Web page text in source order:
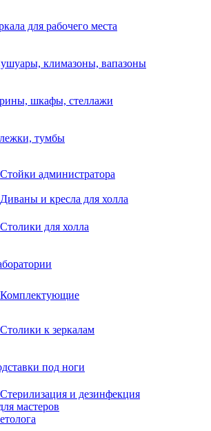
для рабочего места
климазоны, вапазоны
шкафы, стеллажи
тумбы
Стойки администратора
Диваны и кресла для холла
Столики для холла
Комплектующие
Столики к зеркалам
под ноги
Стерилизация и дезинфекция
мастеров